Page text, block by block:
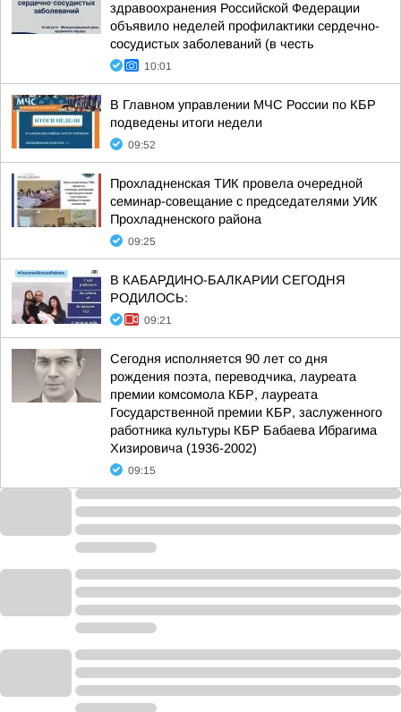
здравоохранения Российской Федерации
объявило неделей профилактики сердечно-
сосудистых заболеваний (в честь
10:01
В Главном управлении МЧС России по КБР
подведены итоги недели
09:52
Прохладненская ТИК провела очередной
семинар-совещание с председателями УИК
Прохладненского района
09:25
В КАБАРДИНО-БАЛКАРИИ СЕГОДНЯ
РОДИЛОСЬ:
09:21
Сегодня исполняется 90 лет со дня
рождения поэта, переводчика, лауреата
премии комсомола КБР, лауреата
Государственной премии КБР, заслуженного
работника культуры КБР Бабаева Ибрагима
Хизировича (1936-2002)
09:15